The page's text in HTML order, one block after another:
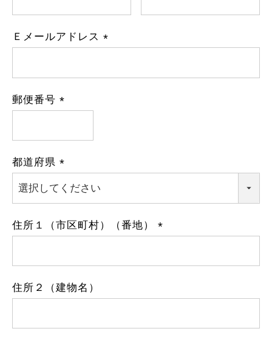
)
Ｅメールアドレス
須
郵便番号
須
)
都道府県
必
須
)
住所１（市区町村）（番地）
須
住所２（建物名）